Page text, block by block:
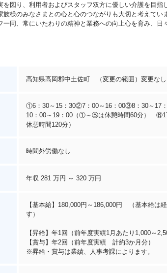
図り、利用者およびスタッフ双方に優しい介護を目指
様のみなさまとの心と心のつながりも大切と考えてい
同、常にいたわりの精神と業務への向上心を育み、日
高知県高岡郡中土佐町 （変更の範囲）変更なし
①6：30～15：30②7：00～16：00③8：30～17
10：00～19：00（①～⑤は休憩時間60分）
休憩時間120分）
時間外労働なし
年収 281 万円 ～ 320 万円
【基本給】180,000円～186,000円 （基本給は
す）
【昇給】年1回（前年度実績1月あたり1,000～
【賞与】年2回（前年度実績 計約3か月分）
※昇給・賞与は業績、人事考課によります。